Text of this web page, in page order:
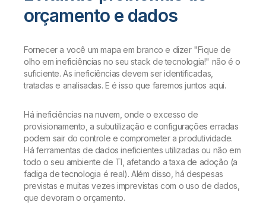
orçamento e dados
Fornecer a você um mapa em branco e dizer "Fique de
olho em ineficiências no seu stack de tecnologia!" não é o
suficiente. As ineficiências devem ser identificadas,
tratadas e analisadas. E é isso que faremos juntos aqui.
Há ineficiências na nuvem, onde o excesso de
provisionamento, a subutilização e configurações erradas
podem sair do controle e comprometer a produtividade.
Há ferramentas de dados ineficientes utilizadas ou não em
todo o seu ambiente de TI, afetando a taxa de adoção (a
fadiga de tecnologia é real). Além disso, há despesas
previstas e muitas vezes imprevistas com o uso de dados,
que devoram o orçamento.